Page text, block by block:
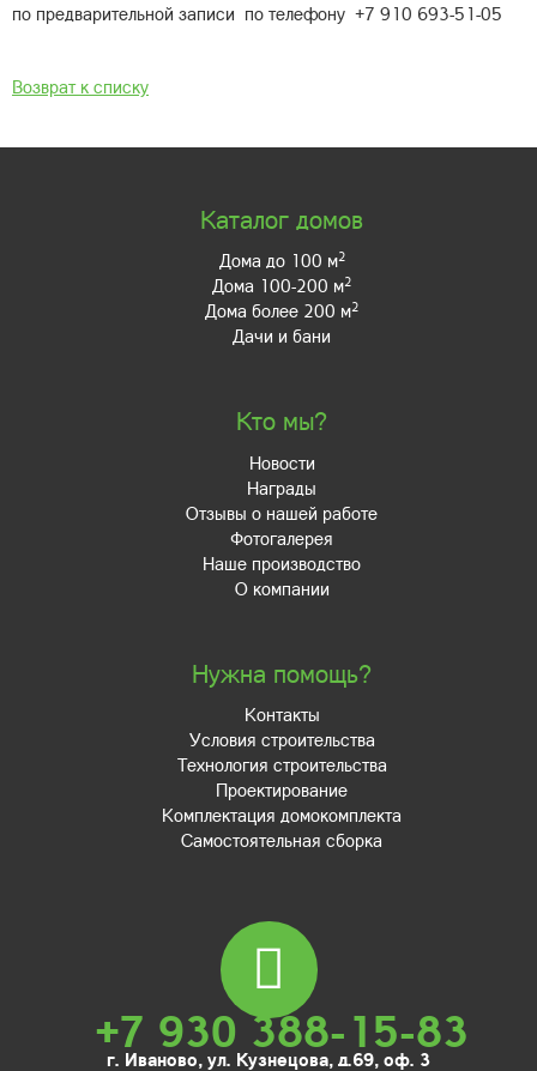
по предварительной записи по телефону +7 910 693-51-05
Возврат к списку
Каталог домов
Дома до 100 м2
Дома 100-200 м2
Дома более 200 м2
Дачи и бани
Кто мы?
Новости
Награды
Отзывы о нашей работе
Фотогалерея
Наше производство
О компании
Нужна помощь?
Контакты
Условия строительства
Технология строительства
Проектирование
Комплектация домокомплекта
Самостоятельная сборка
+7 930 388-15-83
г. Иваново, ул. Кузнецова, д.69, оф. 3